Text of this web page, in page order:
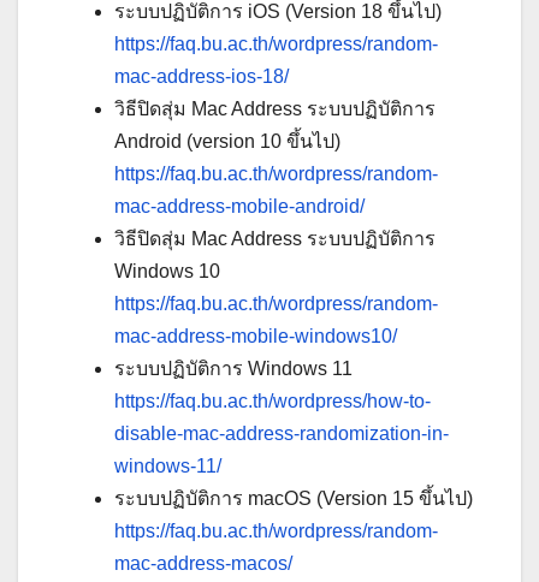
ระบบปฏิบัติการ iOS (Version 18 ขึ้นไป)
https://faq.bu.ac.th/wordpress/random-
mac-address-ios-18/
วิธีปิดสุ่ม Mac Address ระบบปฏิบัติการ
Android (version 10 ขึ้นไป)
https://faq.bu.ac.th/wordpress/random-
mac-address-mobile-android/
วิธีปิดสุ่ม Mac Address ระบบปฏิบัติการ
Windows 10
https://faq.bu.ac.th/wordpress/random-
mac-address-mobile-windows10/
ระบบปฏิบัติการ Windows 11
https://faq.bu.ac.th/wordpress/how-to-
disable-mac-address-randomization-in-
windows-11/
ระบบปฏิบัติการ macOS (Version 15 ขึ้นไป)
https://faq.bu.ac.th/wordpress/random-
mac-address-macos/